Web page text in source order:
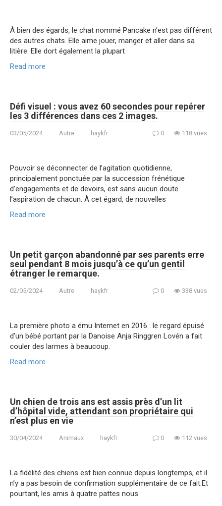
À bien des égards, le chat nommé Pancake n’est pas différent
des autres chats. Elle aime jouer, manger et aller dans sa
litière. Elle dort également la plupart
Read more
Défi visuel : vous avez 60 secondes pour repérer
les 3 différences dans ces 2 images.
03/05/2024 Autre haykfr 0 118 vues
Pouvoir se déconnecter de l’agitation quotidienne,
principalement ponctuée par la succession frénétique
d’engagements et de devoirs, est sans aucun doute
l’aspiration de chacun. À cet égard, de nouvelles
Read more
Un petit garçon abandonné par ses parents erre
seul pendant 8 mois jusqu’à ce qu’un gentil
étranger le remarque.
02/05/2024 Autre haykfr 0 338 vues
La première photo a ému Internet en 2016 : le regard épuisé
d’un bébé portant par la Danoise Anja Ringgren Lovén a fait
couler des larmes à beaucoup.
Read more
Un chien de trois ans est assis près d’un lit
d’hôpital vide, attendant son propriétaire qui
n’est plus en vie
30/04/2024 Animaux haykfr 0 112 vues
La fidélité des chiens est bien connue depuis longtemps, et il
n’y a pas besoin de confirmation supplémentaire de ce fait.Et
pourtant, les amis à quatre pattes nous